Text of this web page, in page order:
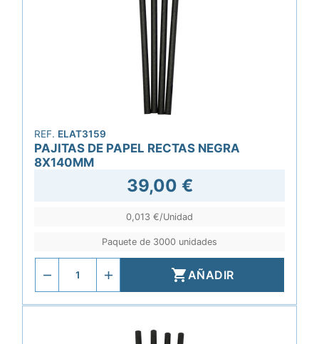
REF. ELAT3159
PAJITAS DE PAPEL RECTAS NEGRA
8X140MM
39,00 €
0,013 €/Unidad
Paquete de 3000 unidades
AÑADIR